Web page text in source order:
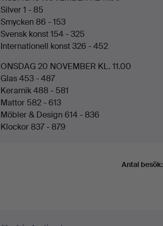
Silver 1 - 85
Smycken 86 - 153
Svensk konst 154 - 325
Internationell konst 326 - 452
ONSDAG 20 NOVEMBER KL. 11.00
Glas 453 - 487
Keramik 488 - 581
Mattor 582 - 613
Möbler & Design 614 - 836
Klockor 837 - 879
Antal besök: